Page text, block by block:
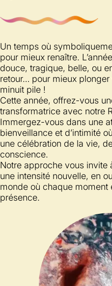
Un temps où
pour mieux renaître.
douce, tragique, belle, ou
retour… pour mieux plonger
minuit pile !
Cette année, offrez-vous
transformatrice avec notre
Immergez-vous dans une
bienveillance et d’intimité
une célébration de la vie,
conscience.
Notre approche vous
une intensité nouvelle, en
monde où chaque
présence.